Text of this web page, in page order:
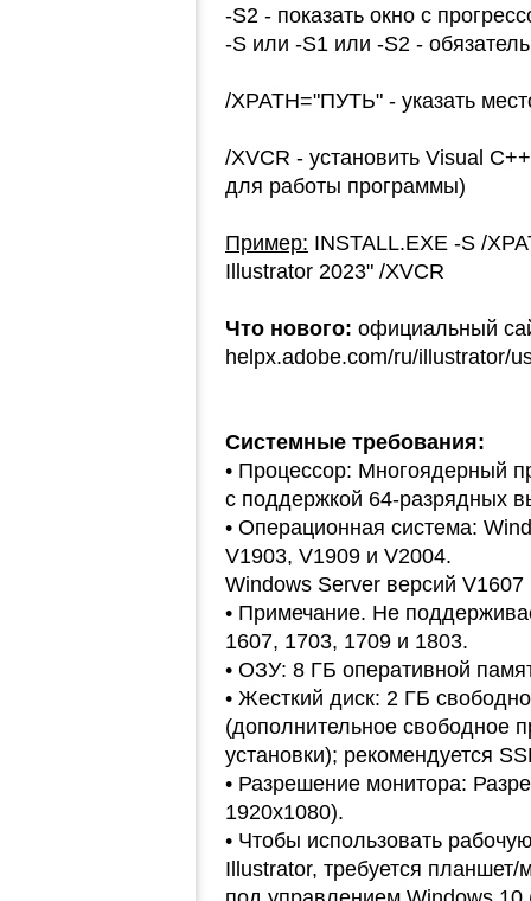
-S2 - показать окно с
-S или -S1 или -S2 -
/XPATH="ПУТЬ" - указать
/XVCR - установить Visual
для работы программы)
Пример: INSTALL.EXE -S /
Illustrator 2023" /XVCR
Что нового: официальный
helpx.adobe.com/ru/illustrator/
Системные требования:
• Процессор: Многоядерный
с поддержкой 64-разрядных
• Операционная система:
V1903, V1909 и V2004.
Windows Server версий
• Примечание. Не
1607, 1703, 1709 и 1803.
• ОЗУ: 8 ГБ оперативной
• Жесткий диск: 2 ГБ
(дополнительное свободное
установки); рекомендуется
• Разрешение монитора:
1920x1080).
• Чтобы использовать
Illustrator, требуется